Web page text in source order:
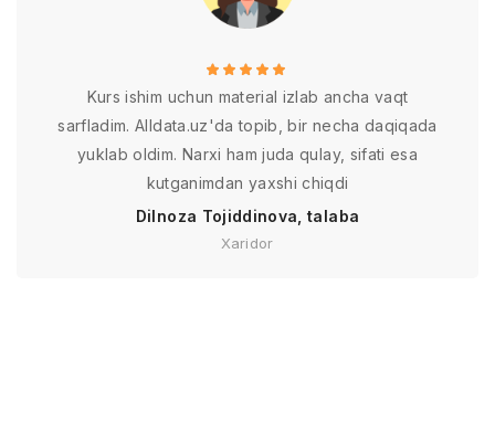
Kurs ishim uchun material izlab ancha vaqt
sarfladim. Alldata.uz'da topib, bir necha daqiqada
yuklab oldim. Narxi ham juda qulay, sifati esa
kutganimdan yaxshi chiqdi
Dilnoza Tojiddinova, talaba
Xaridor